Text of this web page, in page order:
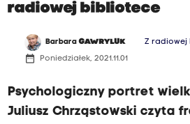
radiowej bibliotece
BarbaraGAWRYLUK Z radiowej
date_range Poniedziałek, 2021.11.01
Psychologiczny portret
Juliusz Chrząstowski czyta